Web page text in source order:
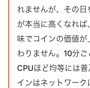
れませんが、その
が本当に高くなれ
味でコインの価値
わりません。10分
CPUほど均等には
インはネットワーク